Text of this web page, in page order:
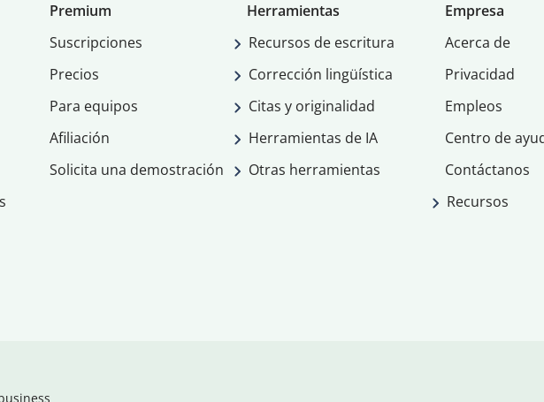
Premium
Suscripciones
Precios
Para equipos
Afiliación
Solicita una demostración
Herramientas
Recursos de escritura
Corrección lingüística
Citas y originalidad
Herramientas de IA
Otras herramientas
Empresa
Acerca de
Privacidad
Empleos
Centro de
Contáctanos
Recursos